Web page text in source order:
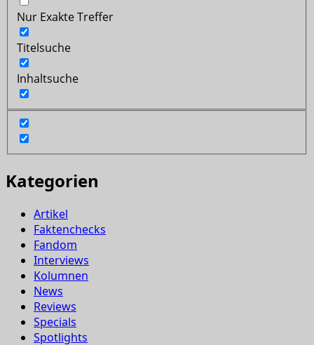
Nur Exakte Treffer
Titelsuche
Inhaltsuche
Kategorien
Artikel
Faktenchecks
Fandom
Interviews
Kolumnen
News
Reviews
Specials
Spotlights